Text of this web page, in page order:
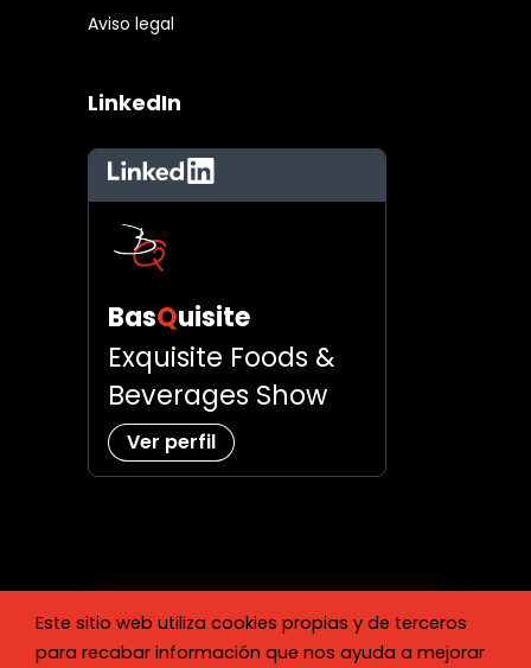
Aviso legal
LinkedIn
LinkedIn
BasQuisite
Exquisite Foods &
Beverages Show
Ver perfil
Este sitio web utiliza cookies propias y de terceros
para recabar información que nos ayuda a mejorar